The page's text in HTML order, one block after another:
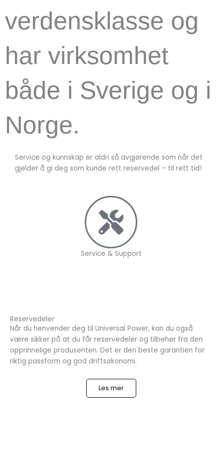
verdensklasse og
har virksomhet
både i Sverige og i
Norge.
Service og kunnskap er aldri så avgjørende som når det
gjelder å gi deg som kunde rett reservedel – til rett tid!
Service & Support
Reservedeler
Når du henvender deg til Universal Power, kan du også
være sikker på at du får reservedeler og tilbehør fra den
opprinnelige produsenten. Det er den beste garantien for
riktig passform og god driftsøkonomi.
Les mer